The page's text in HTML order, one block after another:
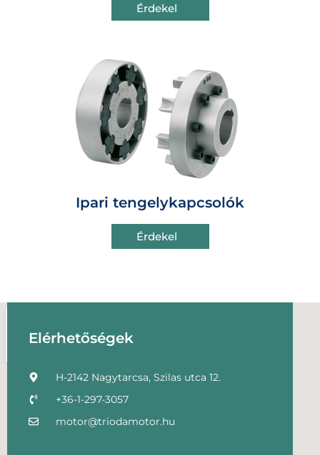
Érdekel
Ipari tengelykapcsolók
Érdekel
Elérhetőségek
H-2142 Nagytarcsa, Szilas utca 12.
+36-1-297-3057
motor@triodamotor.hu